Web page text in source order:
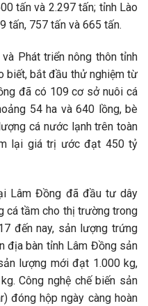
tấn và 2.297 tấn; tỉnh Lào
tấn, 757 tấn và 665 tấn.
Phát triển nông thôn tỉnh
biết, bắt đầu thử nghiệm từ
đã có 109 cơ sở nuôi cá
54 ha và 640 lồng, bè
cá nước lạnh trên toàn
lại giá trị ước đạt 450 tỷ
Lâm Đồng đã đầu tư dây
cá tầm cho thị trường trong
đến nay, sản lượng trứng
địa bàn tỉnh Lâm Đồng sản
lượng mới đạt 1.000 kg,
Công nghệ chế biến sản
đóng hộp ngày càng hoàn